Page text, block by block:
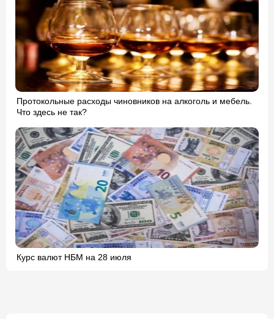
Протокольные расходы чиновников на алкоголь и мебель.
Что здесь не так?
Курс валют НБМ на 28 июля